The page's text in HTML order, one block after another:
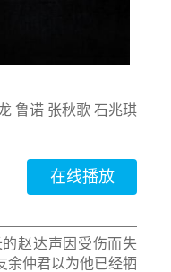
鲁诺 张秋歌 石兆琪
在线播放
赵达声因受伤而失
余仲君以为他已经牺